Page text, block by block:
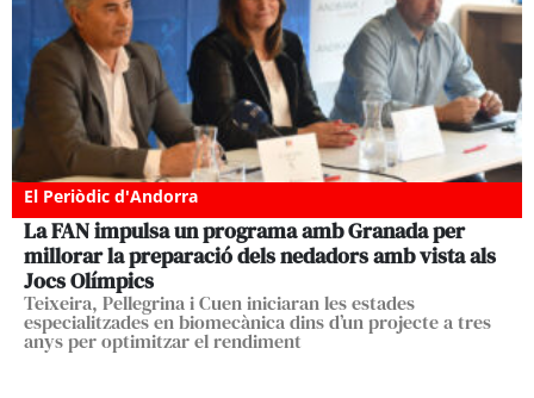
El Periòdic d'Andorra
La FAN impulsa un programa amb Granada per
millorar la preparació dels nedadors amb vista als
Jocs Olímpics
Teixeira, Pellegrina i Cuen iniciaran les estades
especialitzades en biomecànica dins d’un projecte a tres
anys per optimitzar el rendiment